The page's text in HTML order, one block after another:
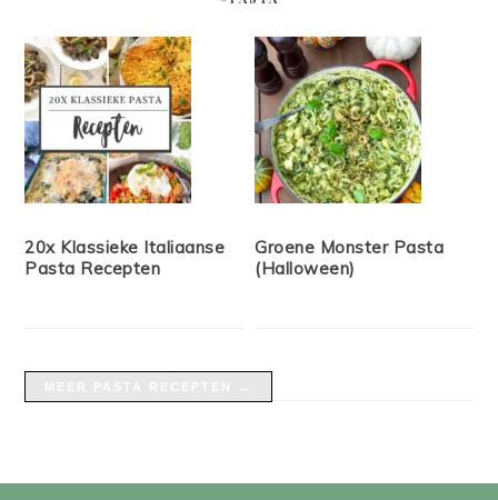
20x Klassieke Italiaanse
Pasta Recepten
Groene Monster Pasta
(Halloween)